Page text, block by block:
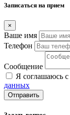
Записаться на прием
×
Ваше имя
Телефон
Сообщение
Я соглашаюсь с
данных
Отправить